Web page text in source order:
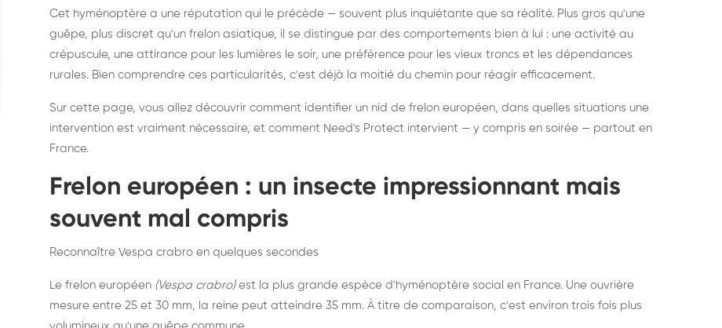
Destruction de nid de
frelons asiatiques :
intervention partout en
France
Dératisation : éliminer
durablement rats et
souris, partout en France
Cet hyménoptère a une réputation qui le précède — souvent plus inquiétante que sa réalité. Plus gros qu'une
guêpe, plus discret qu'un frelon asiatique, il se distingue par des comportements bien à lui : une activité au
crépuscule, une attirance pour les lumières le soir, une préférence pour les vieux troncs et les dépendances
rurales. Bien comprendre ces particularités, c'est déjà la moitié du chemin pour réagir efficacement.
Sur cette page, vous allez découvrir comment identifier un nid de frelon européen, dans quelles situations une
intervention est vraiment nécessaire, et comment Need's Protect intervient — y compris en soirée — partout en
France.
Frelon européen : un insecte impressionnant mais
souvent mal compris
Reconnaître Vespa crabro en quelques secondes
Le frelon européen (Vespa crabro)est la plus grande espèce d'hyménoptère social en France. Une ouvrière
mesure entre 25 et 30 mm, la reine peut atteindre 35 mm. À titre de comparaison, c'est environ trois fois plus